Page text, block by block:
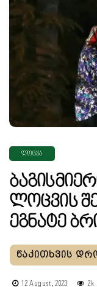
ᲚᲝᲪᲕᲐ
Ლოცვის
Ეგნატე
12 August, 2023 2k